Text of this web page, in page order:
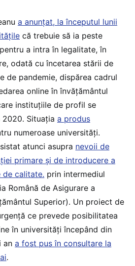
a anunțat, la începutul lunii
că trebuie să ia peste
a intra în legalitate, în
odată cu încetarea stării de
de pandemie, dispărea cadrul
online în învățământul
instituțiile de profil se
Situația a produs
numeroase universități.
atunci asupra nevoii de
primare și de introducere a
de calitate. prin intermediul
Română de Asigurare a
Superior). Un proiect de
ce prevede posibilitatea
în universități începând din
an a fost pus în consultare la
.